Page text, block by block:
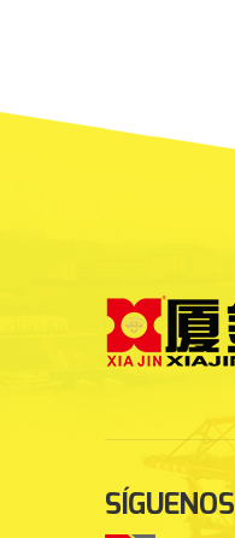
SÍGUENOS